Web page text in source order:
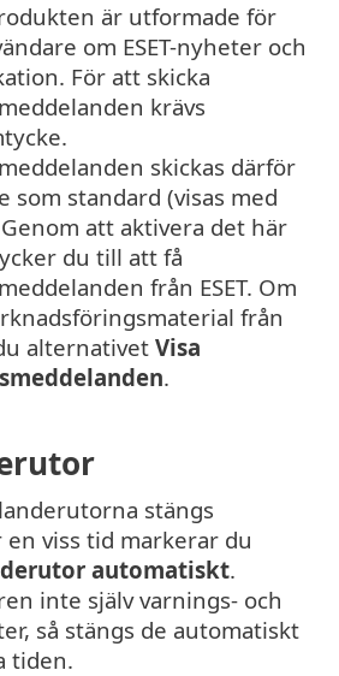
är utformade för
om ESET-nyheter och
För att skicka
krävs
skickas därför
som standard (visas med
att aktivera det här
du till att få
från ESET. Om
från
alternativet Visa
.
stängs
viss tid markerar du
automatiskt.
inte själv varnings- och
så stängs de automatiskt
tiden.